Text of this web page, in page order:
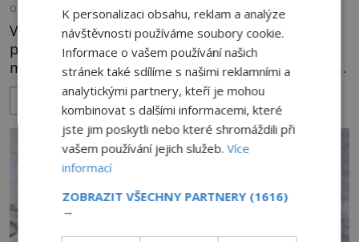
OD EVA SOUKUPOVÁ 22.11.2022 3.3TIS
V americkém Griswoldu byl před dvěma staletími
pohřben mrtvý muž. Z nějakého důvodu však
místní nabyli přesvědčení, že to byl upír a tak ho
po čase exhumovali a znetvořili jeho tělo, aby již
nemohl vstát z hrobu. Díky rekonstrukci pomocí
DNA dnes můžeme domnělému upírovi opět
pohlédnout do tváře. Koncem 18. století byl v
Griswoldu v americkém státě Connecticut pohřben
muž, o němž si jeho spoluo
ZOBRAZIT VÍCE
K personalizaci obsahu, reklam a analýze
návštěvnosti používáme soubory cookie.
Informace o vašem používání našich
stránek také sdílíme s našimi reklamními a
analytickými partnery, kteří je mohou
kombinovat s dalšími informacemi, které
jste jim poskytli nebo které shromáždili při
vašem používání jejich služeb.Více
informací
ZOBRAZIT VŠECHNY PARTNERY (1616)
→